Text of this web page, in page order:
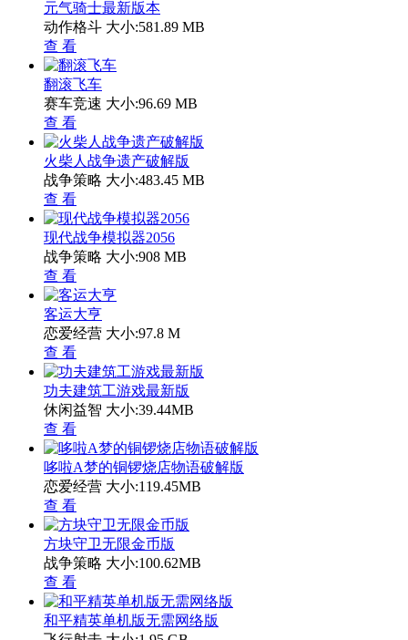
元气骑士最新版本
动作格斗 大小:581.89 MB
查 看
翻滚飞车
赛车竞速 大小:96.69 MB
查 看
火柴人战争遗产破解版
战争策略 大小:483.45 MB
查 看
现代战争模拟器2056
战争策略 大小:908 MB
查 看
客运大亨
恋爱经营 大小:97.8 M
查 看
功夫建筑工游戏最新版
休闲益智 大小:39.44MB
查 看
哆啦A梦的铜锣烧店物语破解版
恋爱经营 大小:119.45MB
查 看
方块守卫无限金币版
战争策略 大小:100.62MB
查 看
和平精英单机版无需网络版